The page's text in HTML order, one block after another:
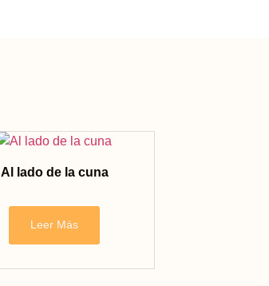
Al lado de la cuna
Leer Más